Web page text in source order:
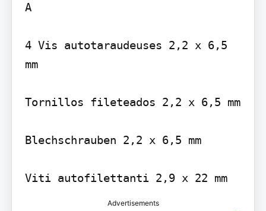
A
4 Vis autotaraudeuses 2,2 x 6,5
mm
Tornillos fileteados 2,2 x 6,5 mm
Blechschrauben 2,2 x 6,5 mm
Viti autofilettanti 2,9 x 22 mm
Advertisements